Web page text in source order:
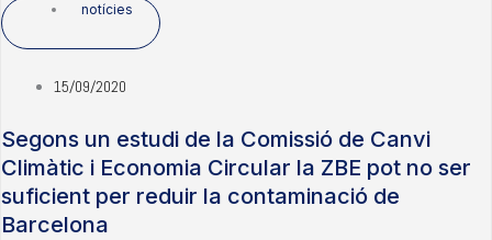
notícies
15/09/2020
Segons un estudi de la Comissió de Canvi
Climàtic i Economia Circular la ZBE pot no ser
suficient per reduir la contaminació de
Barcelona